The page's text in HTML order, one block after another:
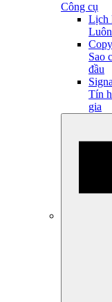
Công cụ
Lịch
Sao
đầu
Tín
gia